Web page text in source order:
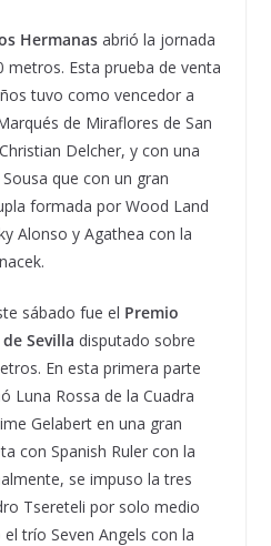
Hermanasabrió la jornada
metros. Esta prueba de venta
tuvo como vencedor a
de Miraflores de San
Delcher, y con una
que con un gran
formada por Wood Land
Alonso y Agathea con la
sábado fue el Premio
Sevilla disputado sobre
En esta primera parte
Luna Rossa de la Cuadra
Gelabert en una gran
con Spanish Ruler con la
se impuso la tres
Tsereteli por solo medio
trío Seven Angels con la